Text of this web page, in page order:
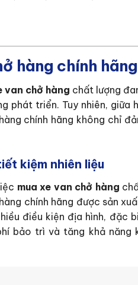
hàng chính hãng
van chở hàng chất lượng
phát triển. Tuy nhiên,
chính hãng không chỉ
kiệm nhiên liệu
mua xe van chở hàng
chính hãng được sản
điều kiện địa hình, đặc
bảo trì và tăng khả